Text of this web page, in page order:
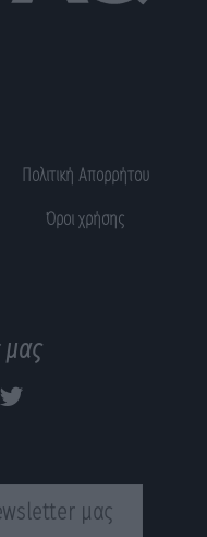
Πολιτική Απορρήτου
Όροι χρήσης
μας
μας